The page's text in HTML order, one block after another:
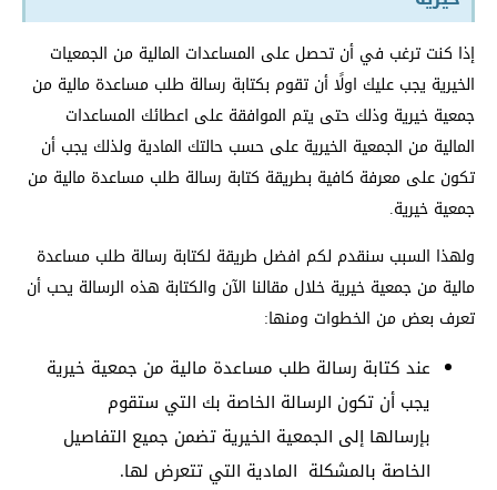
إذا كنت ترغب في أن تحصل على المساعدات المالية من الجمعيات
الخيرية يجب عليك اولًا أن تقوم بكتابة رسالة طلب مساعدة مالية من
جمعية خيرية وذلك حتى يتم الموافقة على اعطائك المساعدات
المالية من الجمعية الخيرية على حسب حالتك المادية ولذلك يجب أن
تكون على معرفة كافية بطريقة كتابة رسالة طلب مساعدة مالية من
جمعية خيرية.
ولهذا السبب سنقدم لكم افضل طريقة لكتابة رسالة طلب مساعدة
مالية من جمعية خيرية خلال مقالنا الآن والكتابة هذه الرسالة يحب أن
تعرف بعض من الخطوات ومنها:
عند كتابة رسالة طلب مساعدة مالية من جمعية خيرية
يجب أن تكون الرسالة الخاصة بك التي ستقوم
بإرسالها إلى الجمعية الخيرية تضمن جميع التفاصيل
الخاصة بالمشكلة المادية التي تتعرض لها.